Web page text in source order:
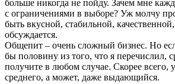
больше никогда не пойду. Зачем мне
с ограничениями в выборе? Уж молчу
быть вкусной, стабильной,
обсуждается.
Общепит – очень сложный бизнес. Но
бы половину из того, что я перечислил,
получите в любом случае. Скорее всего,
среднего, а может, даже выдающийся.